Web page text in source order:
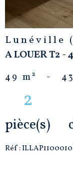
Lunéville
A LOUER T2 -
49 m² -
2
pièce(s)
Réf :